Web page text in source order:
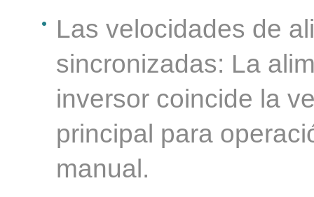
Las velocidades de
sincronizadas: La
inversor coincide la
principal para
manual.